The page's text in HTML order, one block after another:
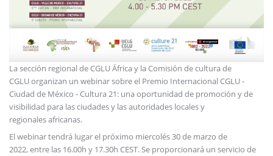
La sección regional de CGLU África y la Comisión de cultura de
CGLU organizan un webinar sobre el Premio Internacional CGLU -
Ciudad de México - Cultura 21: una oportunidad de promoción y de
visibilidad para las ciudades y las autoridades locales y
regionales africanas.
El webinar tendrá lugar el próximo miercolés 30 de marzo de
2022, entre las 16.00h y 17.30h CEST. Se proporcionará un servicio de